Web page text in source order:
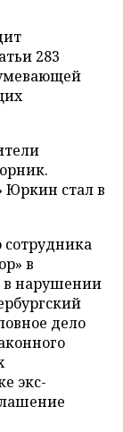
283
Юркин стал в
сотрудника
в
в нарушении
дело
экс-